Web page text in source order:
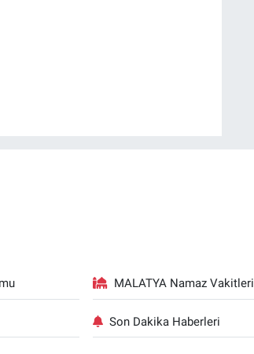
MALATYA Namaz Vakitleri
Son Dakika Haberleri